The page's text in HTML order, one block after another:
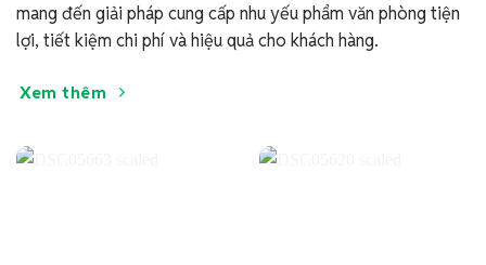
mang đến giải pháp cung cấp nhu yếu phẩm văn phòng tiện
lợi, tiết kiệm chi phí và hiệu quả cho khách hàng.
Xem thêm